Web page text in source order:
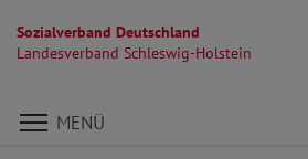
Sozialverband Deutschland
Landesverband Schleswig-Holstein
Direkt zu den Inhalten springen
MENÜ